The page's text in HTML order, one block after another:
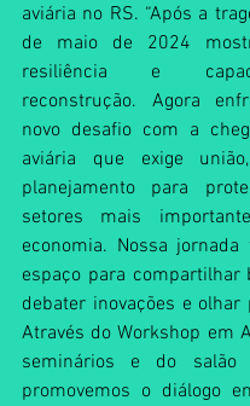
aviária no RS. “Após a
de maio de 2024
resiliência e
reconstrução. Agora
novo desafio com a
aviária que exige
planejamento para
setores mais
economia. Nossa
espaço para compartilhar
debater inovações e
Através do Workshop em
seminários e do salão
promovemos o diálogo